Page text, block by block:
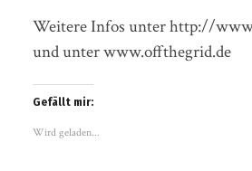
Weitere Infos unter http://
und unter www.offthegrid.de
Gefällt mir:
Wird geladen...